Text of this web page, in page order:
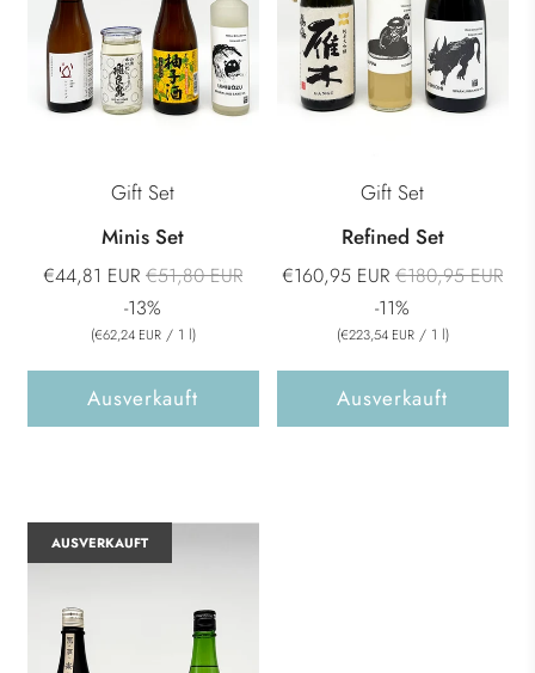
Gift Set
Minis Set
€44,81 EUR Normaler
Preis
€51,80 EUR
-13%
(€62,24 EUR / 1 l)
Ausverkauft
Gift Set
Refined Set
€160,95 EUR Normaler
Preis
€180,95 EUR
-11%
(€223,54 EUR / 1 l)
Ausverkauft
AUSVERKAUFT